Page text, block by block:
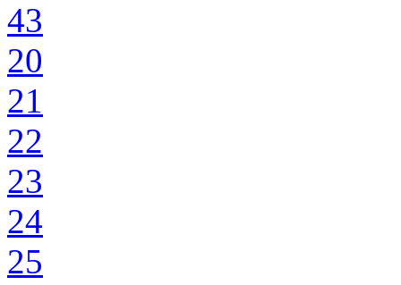
43
20
21
22
23
24
25